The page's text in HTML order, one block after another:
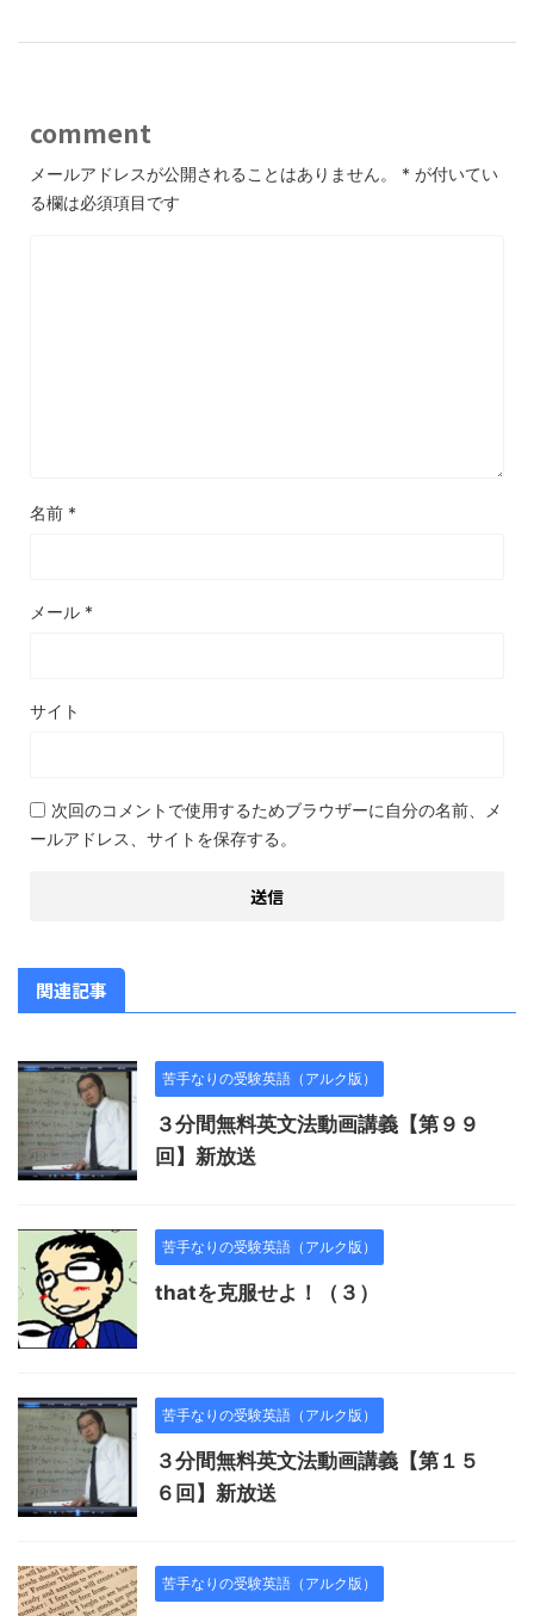
comment
メールアドレスが公開されることはありません。 * が付いてい
る欄は必須項目です
名前 *
メール *
サイト
次回のコメントで使用するためブラウザーに自分の名前、メ
ールアドレス、サイトを保存する。
関連記事
苦手なりの受験英語（アルク版）
３分間無料英文法動画講義【第９９
回】新放送
苦手なりの受験英語（アルク版）
thatを克服せよ！（３）
苦手なりの受験英語（アルク版）
３分間無料英文法動画講義【第１５
６回】新放送
苦手なりの受験英語（アルク版）